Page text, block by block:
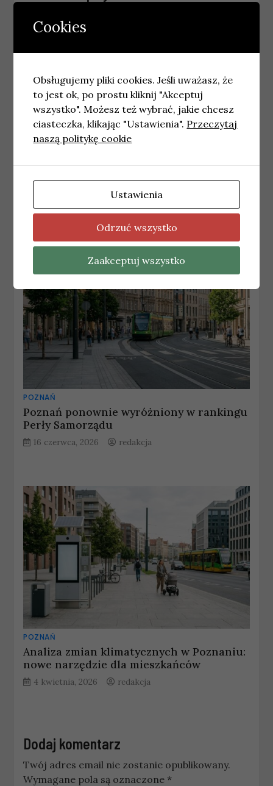
14.07.2026
POZNAŃ
Poznań ponownie wyróżniony w rankingu
Perły Samorządu
16 czerwca, 2026 redakcja
POZNAŃ
Analiza zmian klimatycznych w Poznaniu:
nowe narzędzie dla mieszkańców
4 kwietnia, 2026 redakcja
Dodaj komentarz
Twój adres email nie zostanie opublikowany.
Wymagane pola są oznaczone *
Cookies
Obsługujemy pliki cookies. Jeśli uważasz, że
to jest ok, po prostu kliknij "Akceptuj
wszystko". Możesz też wybrać, jakie chcesz
ciasteczka, klikając "Ustawienia". Przeczytaj
naszą politykę cookie
Ustawienia
Odrzuć wszystko
Zaakceptuj wszystko